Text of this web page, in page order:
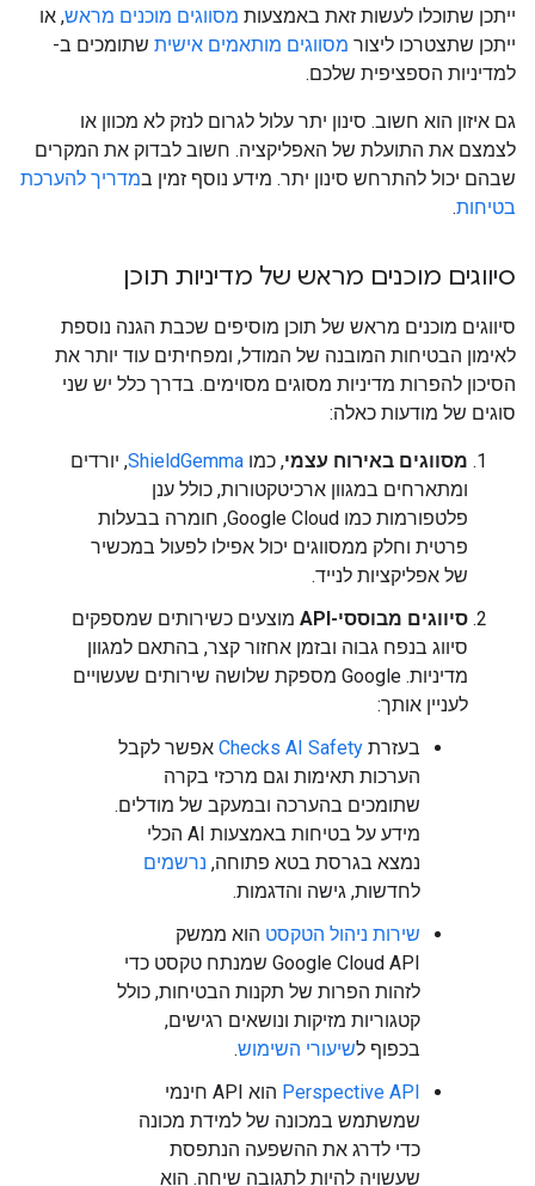
ייתכן שתוכלו לעשות זאת באמצעות מסווגים מוכנים מראש, או
ייתכן שתצטרכו ליצור מסווגים מותאמים אישית שתומכים ב-
למדיניות הספציפית שלכם.
גם איזון הוא חשוב. סינון יתר עלול לגרום לנזק לא מכוון או
לצמצם את התועלת של האפליקציה. חשוב לבדוק את המקרים
שבהם יכול להתרחש סינון יתר. מידע נוסף זמין במדריך להערכת
בטיחות.
סיווגים מוכנים מראש של מדיניות תוכן
סיווגים מוכנים מראש של תוכן מוסיפים שכבת הגנה נוספת
לאימון הבטיחות המובנה של המודל, ומפחיתים עוד יותר את
הסיכון להפרות מדיניות מסוגים מסוימים. בדרך כלל יש שני
סוגים של מודעות כאלה:
מסווגים באירוח עצמי, כמו ShieldGemma, יורדים
ומתארחים במגוון ארכיטקטורות, כולל ענן
פלטפורמות כמו Google Cloud, חומרה בבעלות
פרטית וחלק ממסווגים יכול אפילו לפעול במכשיר
של אפליקציות לנייד.
סיווגים מבוססי-API
מוצעים כשירותים שמספקים
סיווג בנפח גבוה ובזמן אחזור קצר, בהתאם למגוון
מדיניות. Google מספקת שלושה שירותים שעשויים
לעניין אותך:
בעזרת Checks AI Safety אפשר לקבל
הערכות תאימות וגם מרכזי בקרה
שתומכים בהערכה ובמעקב של מודלים.
מידע על בטיחות באמצעות AI הכלי
נמצא בגרסת בטא פתוחה, נרשמים
לחדשות, גישה והדגמות.
שירות ניהול הטקסט הוא ממשק
Google Cloud API שמנתח טקסט כדי
לזהות הפרות של תקנות הבטיחות, כולל
קטגוריות מזיקות ונושאים רגישים,
בכפוף לשיעורי השימוש.
Perspective API
הוא API חינמי
שמשתמש במכונה של למידת מכונה
כדי לדרג את ההשפעה הנתפסת
שעשויה להיות לתגובה שיחה. הוא